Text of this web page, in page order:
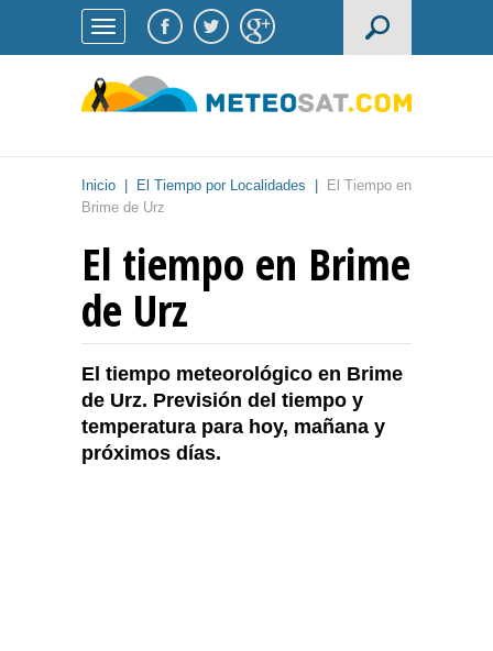
Inicio El Tiempo por Localidades
El Tiempo en
Brime de Urz
El tiempo en Brime
de Urz
El tiempo meteorológico en Brime
de Urz. Previsión del tiempo y
temperatura para hoy, mañana y
próximos días.